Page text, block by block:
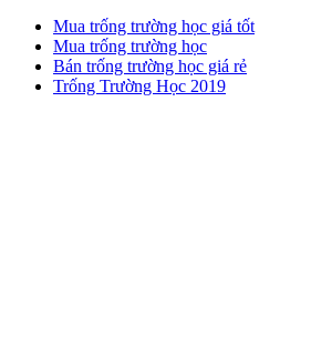
Mua trống trường học giá tốt
Mua trống trường học
Bán trống trường học giá rẻ
Trống Trường Học 2019